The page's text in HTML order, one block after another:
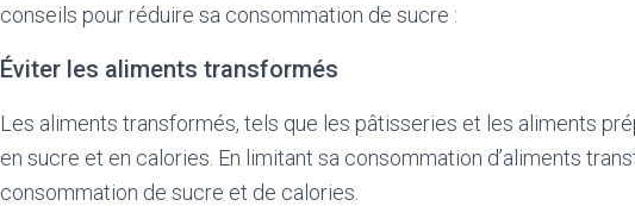
conseils pour réduire sa consommation de sucre :
Éviter les aliments transformés
Les aliments transformés, tels que les pâtisseries et les aliments
en sucre et en calories. En limitant sa consommation d’aliments
consommation de sucre et de calories.